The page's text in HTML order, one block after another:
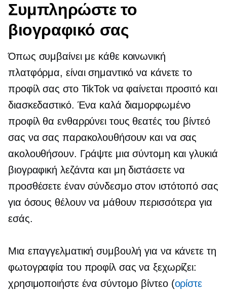
Συμπληρώστε το
βιογραφικό σας
Όπως συμβαίνει με κάθε κοινωνική
πλατφόρμα, είναι σημαντικό να κάνετε το
προφίλ σας στο TikTok να φαίνεται προσιτό και
διασκεδαστικό. Ένα καλά διαμορφωμένο
προφίλ θα ενθαρρύνει τους θεατές του βίντεό
σας να σας παρακολουθήσουν και να σας
ακολουθήσουν. Γράψτε μια σύντομη και γλυκιά
βιογραφική λεζάντα και μη διστάσετε να
προσθέσετε έναν σύνδεσμο στον ιστότοπό σας
για όσους θέλουν να μάθουν περισσότερα για
εσάς.
Μια επαγγελματική συμβουλή για να κάνετε τη
φωτογραφία του προφίλ σας να ξεχωρίζει:
χρησιμοποιήστε ένα σύντομο βίντεο (ορίστε